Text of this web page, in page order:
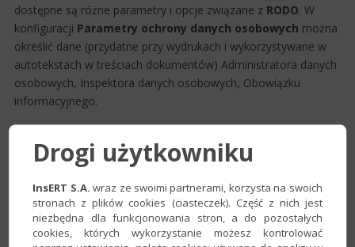
dostępne są różne parametry i opcje związane z RODO. W
konfiguracji Parametry ochrony danych osobowych można
określić dane (przydatne przy wydrukach i wykorzystywane w
autotekstach w treściach dokumentów) Administratora danych
osobowych, Inspektora danych osobowych, Obowiązku
informacyjnego.
Drogi użytkowniku
InsERT S.A. wraz ze swoimi partnerami, korzysta na swoich
stronach z plików cookies (ciasteczek). Część z nich jest
niezbędna dla funkcjonowania stron, a do pozostałych
cookies, których wykorzystanie możesz kontrolować